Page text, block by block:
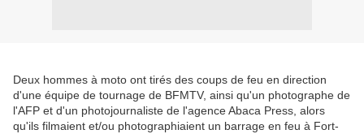
Deux hommes à moto ont tirés des coups de feu en direction
d'une équipe de tournage de BFMTV, ainsi qu'un photographe de
l'AFP et d'un photojournaliste de l'agence Abaca Press, alors
qu'ils filmaient et/ou photographiaient un barrage en feu à Fort-